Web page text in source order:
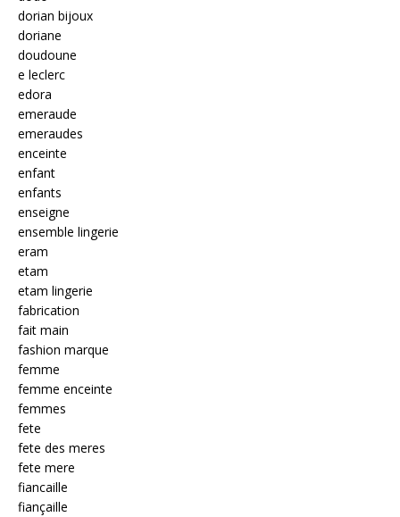
dorian bijoux
doriane
doudoune
e leclerc
edora
emeraude
emeraudes
enceinte
enfant
enfants
enseigne
ensemble lingerie
eram
etam
etam lingerie
fabrication
fait main
fashion marque
femme
femme enceinte
femmes
fete
fete des meres
fete mere
fiancaille
fiançaille